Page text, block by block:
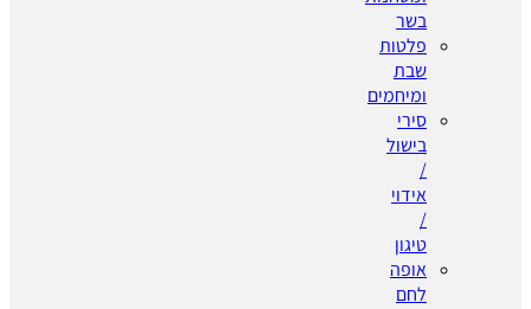
בשר
פלטות
שבת
ומיחמים
סירי
בישול
/
אידוי
/
טיגון
אופה
לחם